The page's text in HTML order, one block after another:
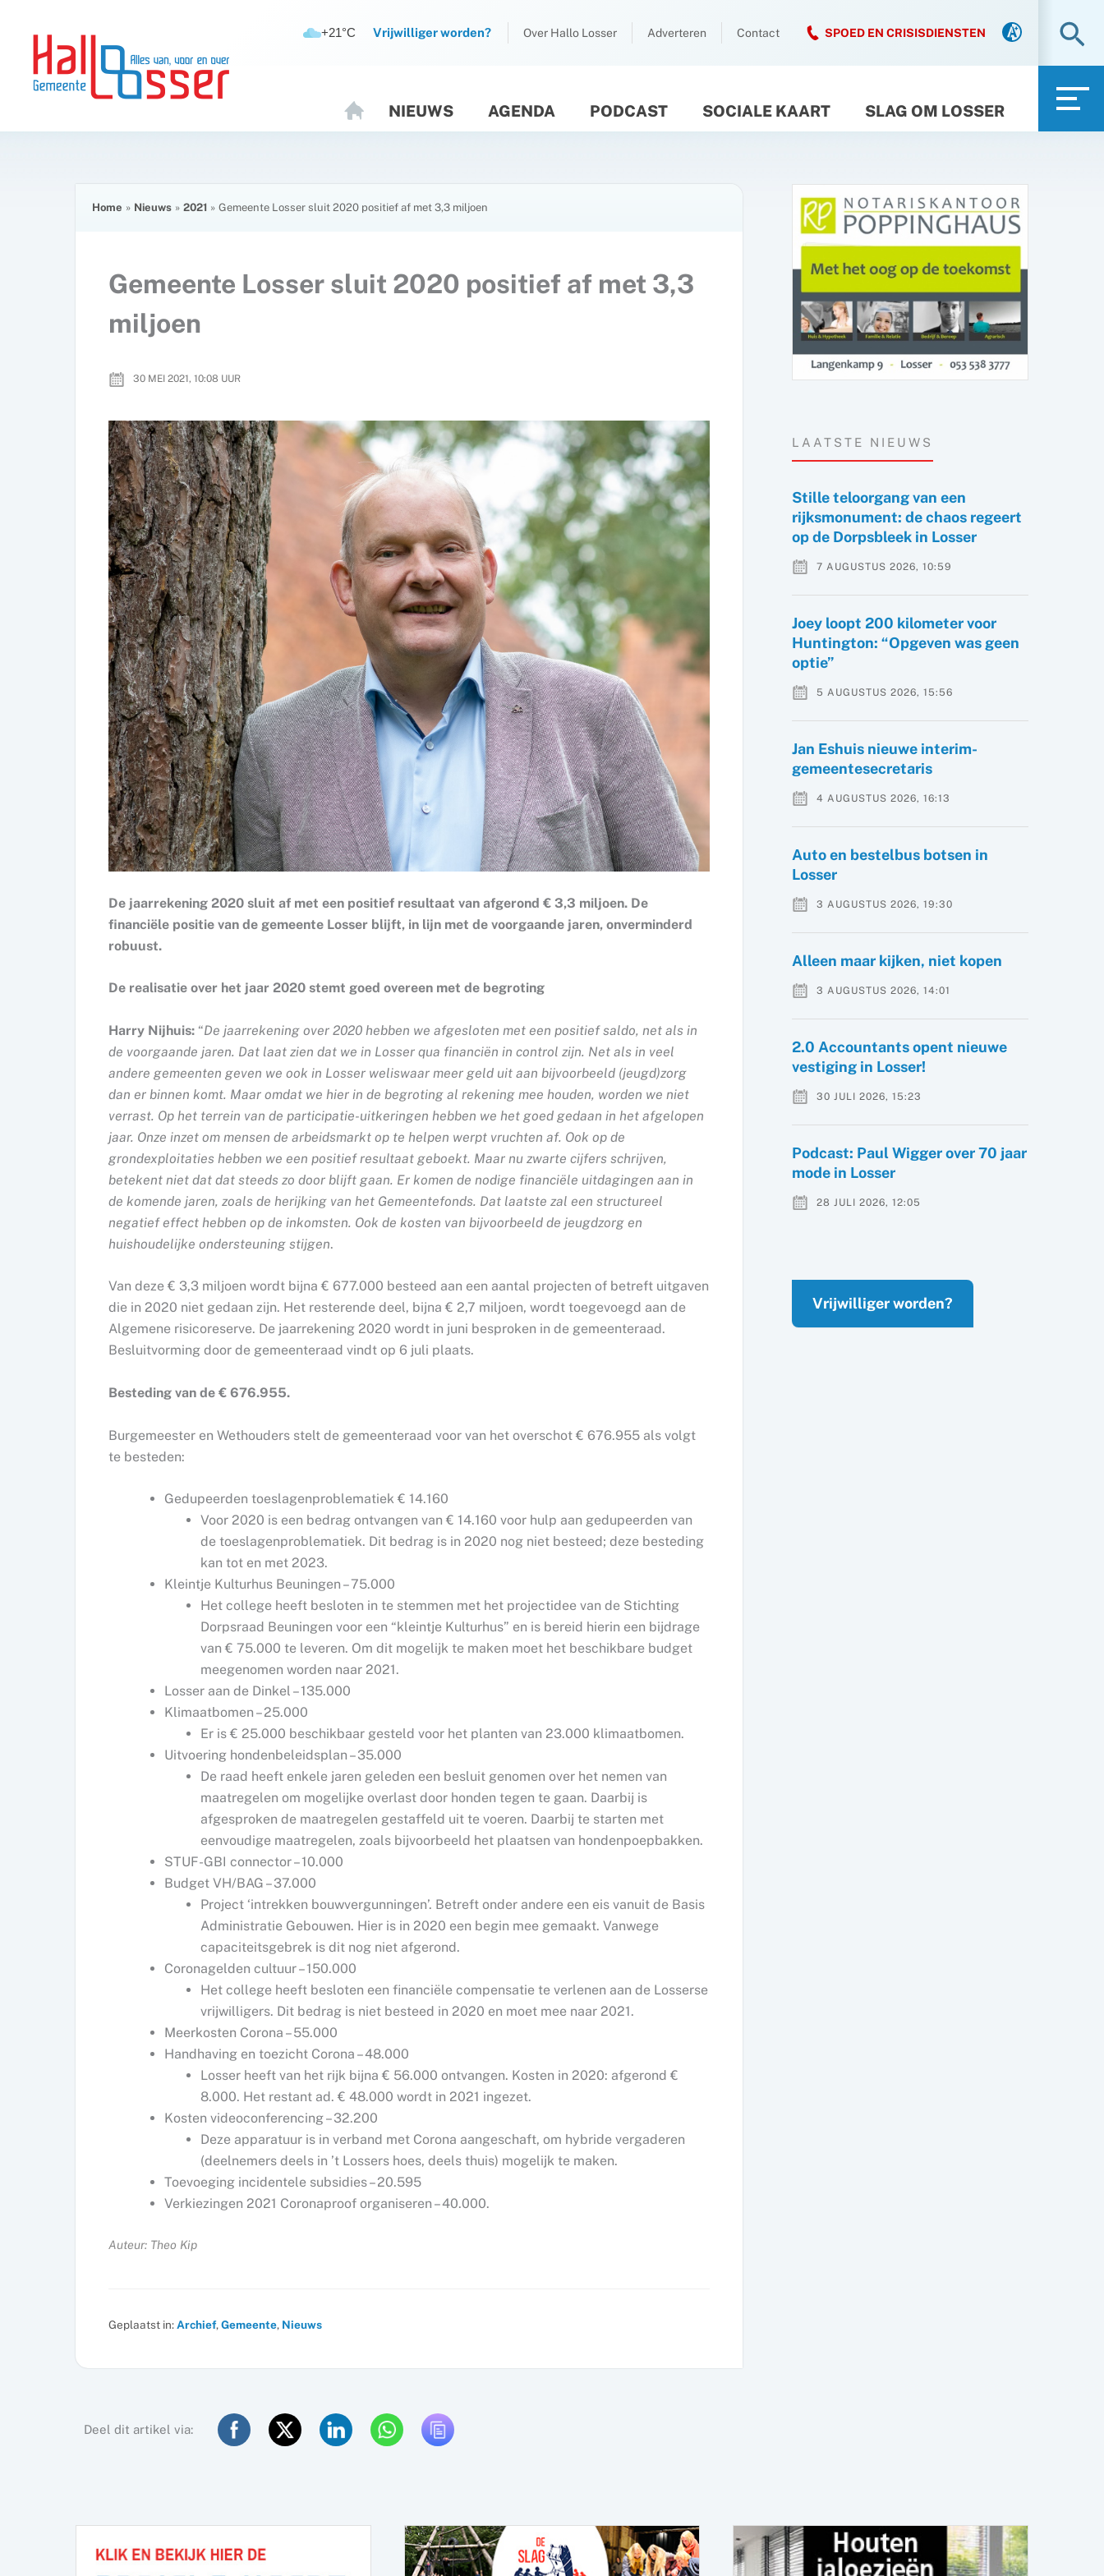
inhoud
inhoud
+21°C Vrijwilliger worden? Over Hallo Losser Adverteren Contact SPOED EN CRISISDIENSTEN
O
M
NIEUWS AGENDA PODCAST SOCIALE KAART SLAG OM LOSSER
Home Nieuws 2021 Gemeente Losser sluit 2020 positief af met 3,3 miljoen
Gemeente Losser sluit 2020 positief af met 3,3
miljoen
30 MEI 2021, 10:08 UUR
De jaarrekening 2020 sluit af met een positief resultaat van afgerond € 3,3 miljoen. De
financiële positie van de gemeente Losser blijft, in lijn met de voorgaande jaren, onverminderd
robuust.
De realisatie over het jaar 2020 stemt goed overeen met de begroting
Harry Nijhuis: “De jaarrekening over 2020 hebben we afgesloten met een positief saldo, net als in
de voorgaande jaren. Dat laat zien dat we in Losser qua financiën in control zijn. Net als in veel
andere gemeenten geven we ook in Losser weliswaar meer geld uit aan bijvoorbeeld (jeugd)zorg
dan er binnen komt. Maar omdat we hier in de begroting al rekening mee houden, worden we niet
verrast. Op het terrein van de participatie-uitkeringen hebben we het goed gedaan in het afgelopen
jaar. Onze inzet om mensen de arbeidsmarkt op te helpen werpt vruchten af. Ook op de
grondexploitaties hebben we een positief resultaat geboekt. Maar nu zwarte cijfers schrijven,
betekent niet dat dat steeds zo door blijft gaan. Er komen de nodige financiële uitdagingen aan in
de komende jaren, zoals de herijking van het Gemeentefonds. Dat laatste zal een structureel
negatief effect hebben op de inkomsten. Ook de kosten van bijvoorbeeld de jeugdzorg en
huishoudelijke ondersteuning stijgen.
Van deze € 3,3 miljoen wordt bijna € 677.000 besteed aan een aantal projecten of betreft uitgaven
die in 2020 niet gedaan zijn. Het resterende deel, bijna € 2,7 miljoen, wordt toegevoegd aan de
Algemene risicoreserve. De jaarrekening 2020 wordt in juni besproken in de gemeenteraad.
Besluitvorming door de gemeenteraad vindt op 6 juli plaats.
Besteding van de € 676.955.
Burgemeester en Wethouders stelt de gemeenteraad voor van het overschot € 676.955 als volgt
te besteden:
Gedupeerden toeslagenproblematiek € 14.160
Voor 2020 is een bedrag ontvangen van € 14.160 voor hulp aan gedupeerden van
de toeslagenproblematiek. Dit bedrag is in 2020 nog niet besteed; deze besteding
kan tot en met 2023.
Kleintje Kulturhus Beuningen – 75.000
Het college heeft besloten in te stemmen met het projectidee van de Stichting
Dorpsraad Beuningen voor een “kleintje Kulturhus” en is bereid hierin een bijdrage
van € 75.000 te leveren. Om dit mogelijk te maken moet het beschikbare budget
meegenomen worden naar 2021.
Losser aan de Dinkel – 135.000
Klimaatbomen – 25.000
Er is € 25.000 beschikbaar gesteld voor het planten van 23.000 klimaatbomen.
Uitvoering hondenbeleidsplan – 35.000
De raad heeft enkele jaren geleden een besluit genomen over het nemen van
maatregelen om mogelijke overlast door honden tegen te gaan. Daarbij is
afgesproken de maatregelen gestaffeld uit te voeren. Daarbij te starten met
eenvoudige maatregelen, zoals bijvoorbeeld het plaatsen van hondenpoepbakken.
STUF-GBI connector – 10.000
Budget VH/BAG – 37.000
Project ‘intrekken bouwvergunningen’. Betreft onder andere een eis vanuit de Basis
Administratie Gebouwen. Hier is in 2020 een begin mee gemaakt. Vanwege
capaciteitsgebrek is dit nog niet afgerond.
Coronagelden cultuur – 150.000
Het college heeft besloten een financiële compensatie te verlenen aan de Losserse
vrijwilligers. Dit bedrag is niet besteed in 2020 en moet mee naar 2021.
Meerkosten Corona – 55.000
Handhaving en toezicht Corona – 48.000
Losser heeft van het rijk bijna € 56.000 ontvangen. Kosten in 2020: afgerond €
8.000. Het restant ad. € 48.000 wordt in 2021 ingezet.
Kosten videoconferencing – 32.200
Deze apparatuur is in verband met Corona aangeschaft, om hybride vergaderen
(deelnemers deels in ’t Lossers hoes, deels thuis) mogelijk te maken.
Toevoeging incidentele subsidies – 20.595
Verkiezingen 2021 Coronaproof organiseren – 40.000.
Auteur: Theo Kip
Geplaatst in: Archief,Gemeente, Nieuws
Deel dit artikel via:
LAATSTE NIEUWS
Stille teloorgang van een
rijksmonument: de chaos regeert
op de Dorpsbleek in Losser
7 AUGUSTUS 2026, 10:59
Joey loopt 200 kilometer voor
Huntington: “Opgeven was geen
optie”
5 AUGUSTUS 2026, 15:56
Jan Eshuis nieuwe interim-
gemeentesecretaris
4 AUGUSTUS 2026, 16:13
Auto en bestelbus botsen in
Losser
3 AUGUSTUS 2026, 19:30
Alleen maar kijken, niet kopen
3 AUGUSTUS 2026, 14:01
2.0 Accountants opent nieuwe
vestiging in Losser!
30 JULI 2026, 15:23
Podcast: Paul Wigger over 70 jaar
mode in Losser
28 JULI 2026, 12:05
Vrijwilliger worden?